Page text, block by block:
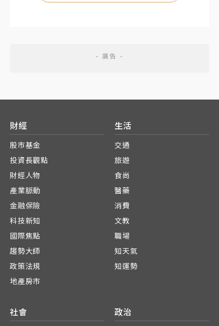
財經
股市基金
投資長觀點
財經人物
產業脈動
金融保險
科技新知
國際焦點
趨勢大師
政策法規
地產房市
生活
交通
旅遊
食尚
醫藥
消費
文教
職場
知天氣
知運勢
社會 政治